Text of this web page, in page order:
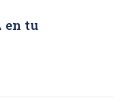
en tu